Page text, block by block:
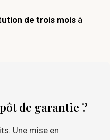
de trois mois à
de garantie ?
Une mise en